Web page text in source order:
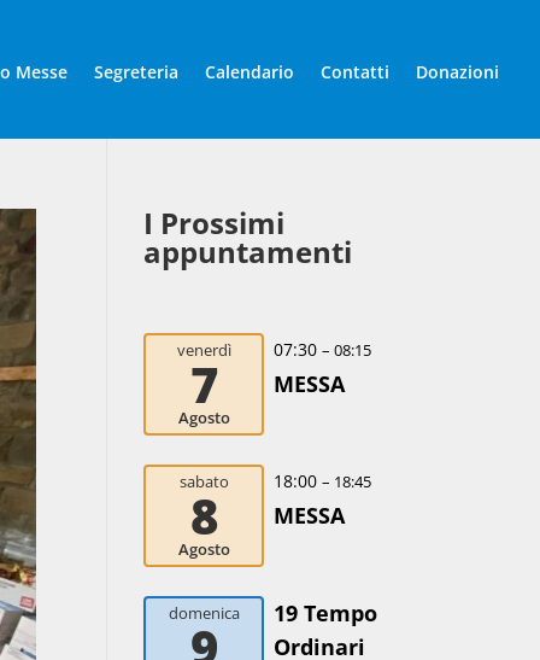
Messe Segreteria Calendario Contatti Donazioni
I Prossimi
appuntamenti
venerdì
7
Agosto
07:30 – 08:15
MESSA
sabato
8
Agosto
18:00 – 18:45
MESSA
domenica
19 Tempo
Ordinari